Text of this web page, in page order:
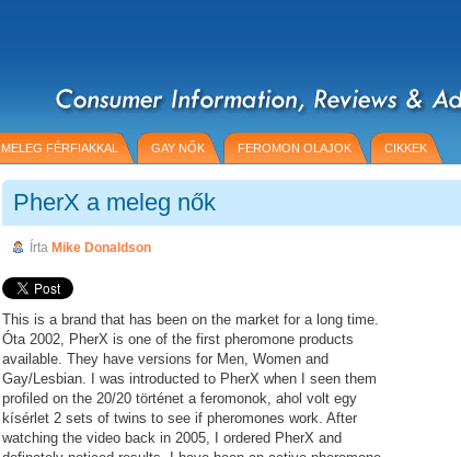
MELEG FÉRFIAKKAL GAY NŐK FEROMON OLAJOK CIKKEK
PherX a meleg nők
Írta Mike Donaldson
This is a brand that has been on the market for a long time.
Óta 2002, PherX is one of the first pheromone products
available. They have versions for Men, Women and
Gay/Lesbian. I was introducted to PherX when I seen them
profiled on the 20/20 történet a feromonok, ahol volt egy
kísérlet 2 sets of twins to see if pheromones work. After
watching the video back in 2005, I ordered PherX and